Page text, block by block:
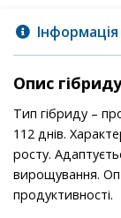
Інформація
Опис
Тип гібриду –
112 днів.
росту.
вирощування.
продуктивності.